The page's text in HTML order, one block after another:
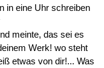
in eine Uhr schreiben
meinte, das sei es
Werk! wo steht
etwas von dir!... Was